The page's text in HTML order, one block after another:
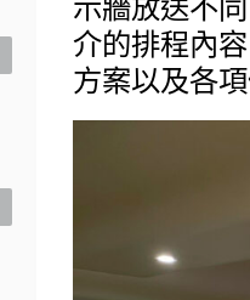
示牆放送不
介的排程內
方案以及各